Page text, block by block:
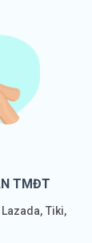
TMĐT
Tiki,